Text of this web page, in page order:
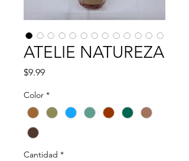
ATELIE NATUREZA
$9.99Precio
Color *
Cantidad *